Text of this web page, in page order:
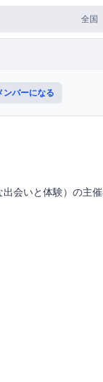
いと体験）
ンバーになる
会いと体験）の主